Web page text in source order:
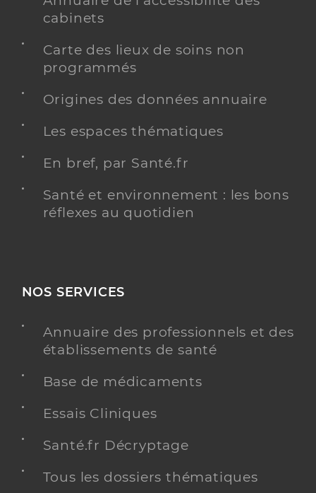
cabinets
Carte des lieux de soins non
programmés
Origines des données annuaire
Les espaces thématiques
En bref, par Santé.fr
Santé et environnement : les bons
réflexes au quotidien
NOS SERVICES
Annuaire des professionnels et des
établissements de santé
Base de médicaments
Essais Cliniques
Santé.fr Décryptage
Tous les dossiers thématiques